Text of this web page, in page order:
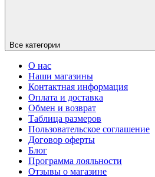
Все категории
О нас
Наши магазины
Контактная информация
Оплата и доставка
Обмен и возврат
Таблица размеров
Пользовательское соглашение
Договор оферты
Блог
Программа лояльности
Отзывы о магазине